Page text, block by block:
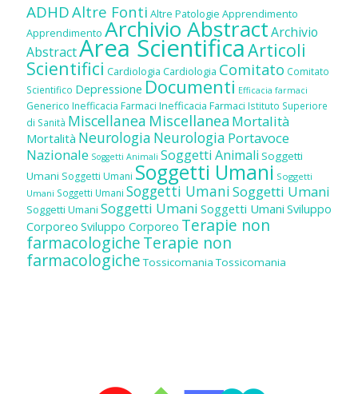
ADHDAltre Fonti Altre Patologie Apprendimento
Apprendimento Archivio AbstractArchivio
AbstractArea ScientificaArticoli
Scientifici Cardiologia Cardiologia Comitato Comitato
Scientifico Depressione Documenti Efficacia farmaci
Generico Inefficacia Farmaci Inefficacia Farmaci Istituto Superiore
di Sanità Miscellanea Miscellanea Mortalità
Mortalità Neurologia Neurologia Portavoce
Nazionale Soggetti Animali Soggetti Animali Soggetti
Umani Soggetti Umani Soggetti Umani Soggetti
Umani Soggetti Umani Soggetti UmaniSoggetti Umani
Soggetti Umani Soggetti Umani Soggetti Umani Sviluppo
Corporeo Sviluppo Corporeo Terapie non
farmacologicheTerapie non
farmacologiche Tossicomania Tossicomania